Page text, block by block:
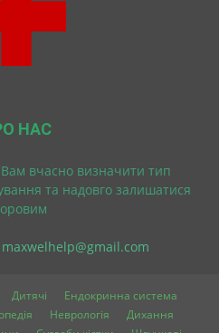
НАС
вчасно визначити тип
та надовго залишатися
maxwelhelp@gmail.com
Дитячі
Ендокринна система
Неврологія
Дихання